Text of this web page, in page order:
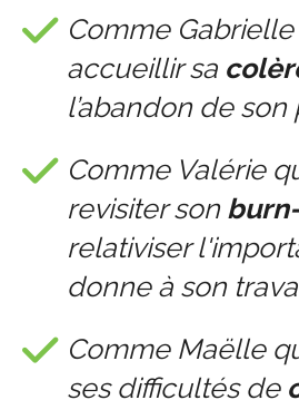
Comme
accueillir sa
l’abandon de son
Comme Valérie
revisiter son
relativiser
donne à son
Comme Maëlle
ses difficultés de